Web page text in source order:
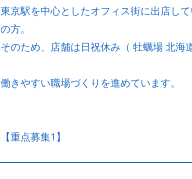
東京駅を中心としたオフィス街に出店し
の方。
そのため、店舗は日祝休み（ 牡蠣場 北海
働きやすい職場づくりを進めています。
【重点募集1】